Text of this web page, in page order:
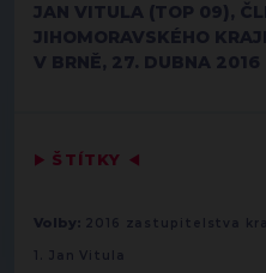
JAN VITULA (TOP 09),
JIHOMORAVSKÉHO
V BRNĚ, 27. DUBNA 2016
▶ ŠTÍTKY ◀
Volby: 2016 zastupitelstva
1. Jan Vitula